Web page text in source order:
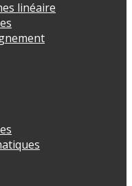
linéaire